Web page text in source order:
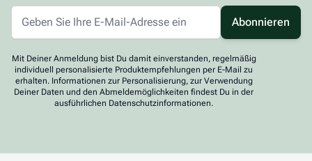
Abonnieren
Mit Deiner Anmeldung bist Du damit einverstanden, regelmäßig
individuell personalisierte Produktempfehlungen per E-Mail zu
erhalten. Informationen zur Personalisierung, zur Verwendung
Deiner Daten und den Abmeldemöglichkeiten findest Du in der
ausführlichen Datenschutzinformationen.